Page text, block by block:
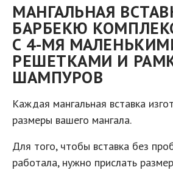
МАНГАЛЬНАЯ
БАРБЕКЮ
С 4-МЯ
РЕШЕТКАМИ И
ШАМПУРОВ
Каждая мангальная вставка
размеры вашего мангала.
Для того, чтобы вставка без
работала, нужно прислать